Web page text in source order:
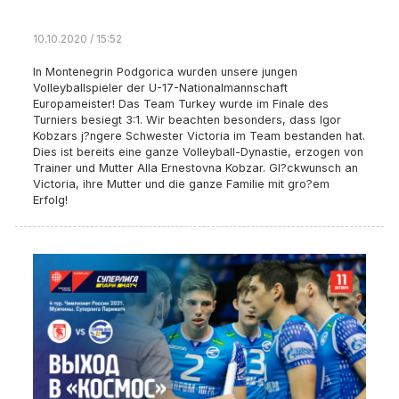
10.10.2020 / 15:52
In Montenegrin Podgorica wurden unsere jungen
Volleyballspieler der U-17-Nationalmannschaft
Europameister! Das Team Turkey wurde im Finale des
Turniers besiegt 3:1. Wir beachten besonders, dass Igor
Kobzars j?ngere Schwester Victoria im Team bestanden hat.
Dies ist bereits eine ganze Volleyball-Dynastie, erzogen von
Trainer und Mutter Alla Ernestovna Kobzar. Gl?ckwunsch an
Victoria, ihre Mutter und die ganze Familie mit gro?em
Erfolg!